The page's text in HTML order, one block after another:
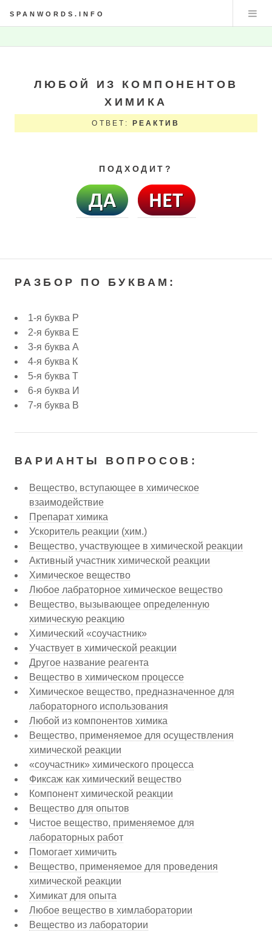
SPANWORDS.INFO
ЛЮБОЙ ИЗ КОМПОНЕНТОВ
ХИМИКА
ОТВЕТ: РЕАКТИВ
ПОДХОДИТ?
РАЗБОР ПО БУКВАМ:
1-я буква Р
2-я буква Е
3-я буква А
4-я буква К
5-я буква Т
6-я буква И
7-я буква В
ВАРИАНТЫ ВОПРОСОВ:
Вещество, вступающее в химическое
взаимодействие
Препарат химика
Ускоритель реакции (хим.)
Вещество, участвующее в химической реакции
Активный участник химической реакции
Химическое вещество
Любое лабраторное химическое вещество
Вещество, вызывающее определенную
химическую реакцию
Химический «соучастник»
Участвует в химической реакции
Другое название реагента
Вещество в химическом процессе
Химическое вещество, предназначенное для
лабораторного использования
Любой из компонентов химика
Вещество, применяемое для осуществления
химической реакции
«соучастник» химического процесса
Фиксаж как химический вещество
Компонент химической реакции
Вещество для опытов
Чистое вещество, применяемое для
лабораторных работ
Помогает химичить
Вещество, применяемое для проведения
химической реакции
Химикат для опыта
Любое вещество в химлаборатории
Вещество из лаборатории